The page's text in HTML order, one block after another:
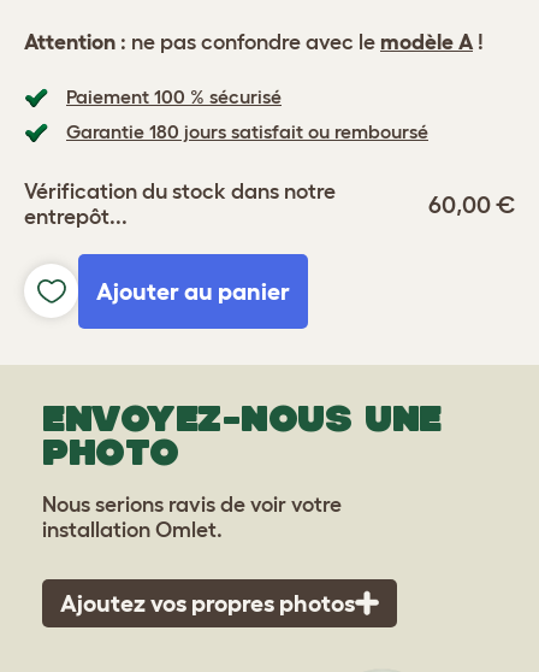
Paiement 100 % sécurisé
Garantie 180 jours satisfait ou remboursé
Vérification du stock dans notre
entrepôt...
60,00 €
Ajouter au panier
Attention : ne pas confondre avec le modèle A !
ENVOYEZ-NOUS UNE
PHOTO
Nous serions ravis de voir votre
installation Omlet.
Ajoutez vos propres photos